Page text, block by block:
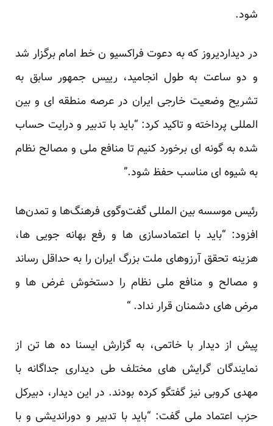
شود.
در دیداردیروز که به دعوت فراکسیو ن خط امام برگزار شد
و دو ساعت به طول انجامید، رییس جمهور سابق به
تشریح وضعیت خارجی ایران در عرصه منطقه ای و بین
المللی پرداخته و تاکید کرد: “باید با تدبیر و درایت حساب
شده به گونه ای برخورد کنیم تا منافع ملی و مصالح نظام
به شیوه ای مناسب حفظ شود.”
رئیس موسسه بین المللی گفت‌وگوی فرهنگ‌ها و تمدن‌ها
افزود: “باید با اعتمادسازی ها و رفع بهانه جویی ها،
هزینه تحقق آرزوهای ملت بزرگ ایران را به حداقل رساند
و مصالح و منافع ملی نظام را دستخوش غرض ها و
مرض های دشمنان قرار نداد. “
پیش از دیدار با خاتمی، به گزارش ایسنا ده ها تن از
نمایندگان گرایش های مختلف طی دیداری جداگانه با
مهدی کروبی نیز گفتگو کرده بودند. در این دیدار، دبیرکل
حزب اعتماد ملی گفت: “باید با تدبیر و دوراندیشی و با